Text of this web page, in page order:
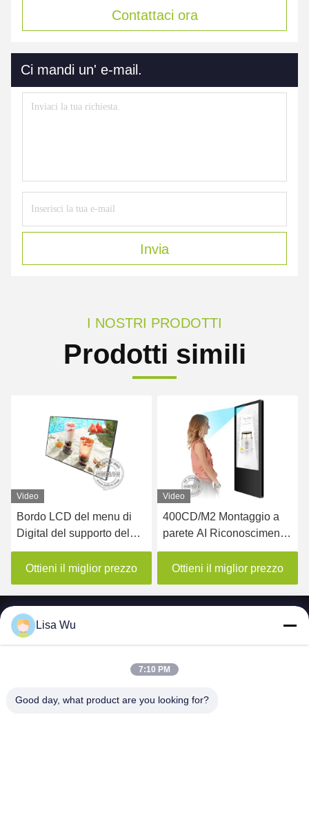
Contattaci ora
Ci mandi un' e-mail.
Invia
I NOSTRI PRODOTTI
Prodotti simili
Video
Bordo LCD del menu di
Digital del supporto del
soffitto del supporto della
parete per il ristorante
Ottieni il miglior prezzo
Video
400CD/M2 Montaggio a
parete AI Riconoscimento
facciale LCD Display di
segnaletica digitale per
ascensori
Ottieni il miglior prezzo
LTD.
Lisa Wu
7:10 PM
Good day, what product are you looking for?